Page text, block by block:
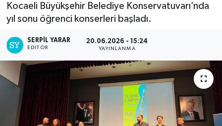
Kocaeli Büyükşehir Belediye Konservatuvarı’nda
yıl sonu öğrenci konserleri başladı.
SERPİL YARAR
EDITÖR
20.06.2026 - 15:24
YAYINLANMA